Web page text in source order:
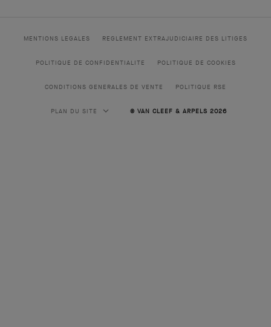
MENTIONS LEGALES REGLEMENT EXTRAJUDICIAIRE DES LITIGES
POLITIQUE DE CONFIDENTIALITE POLITIQUE DE COOKIES
CONDITIONS GENERALES DE VENTE POLITIQUE RSE
PLAN DU SITE © VAN CLEEF & ARPELS 2026